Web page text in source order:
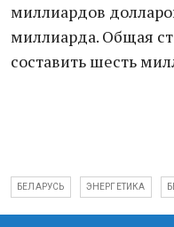
миллиардов
миллиарда. Общая
составить шесть
БЕЛАРУСЬ ЭНЕРГЕТИКА